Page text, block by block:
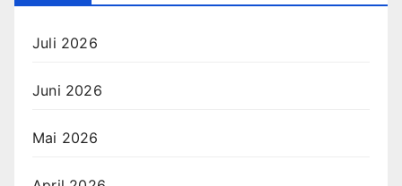
Juli 2026
Juni 2026
Mai 2026